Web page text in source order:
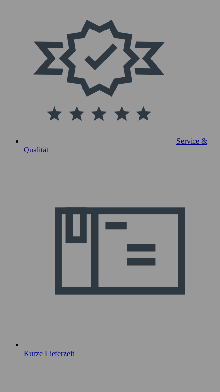
Service &
Qualität
Kurze Lieferzeit